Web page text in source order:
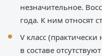
незначительное.
года. К ним относят
V класс
в составе